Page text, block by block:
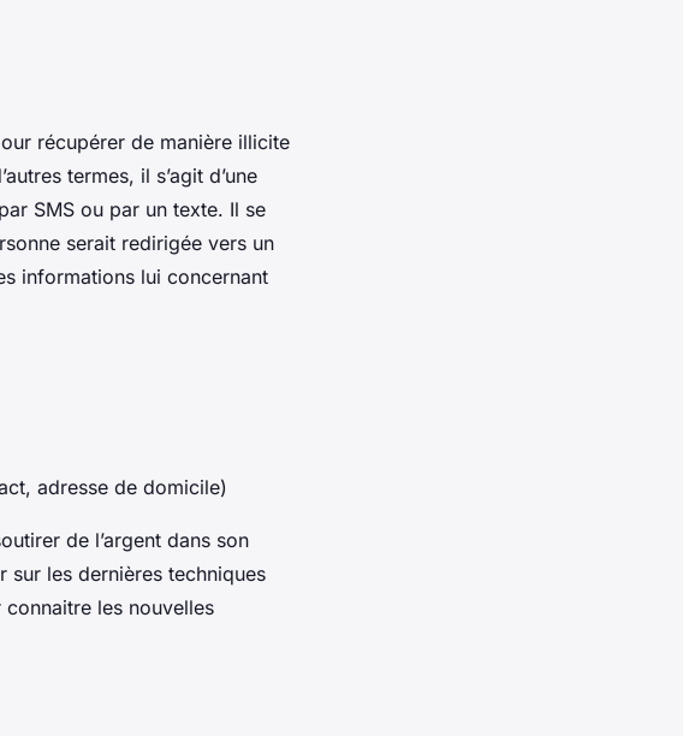
récupérer de manière illicite
termes, il s’agit d’une
SMS ou par un texte. Il se
serait redirigée vers un
informations lui concernant
adresse de domicile)
de l’argent dans son
les dernières techniques
connaitre les nouvelles